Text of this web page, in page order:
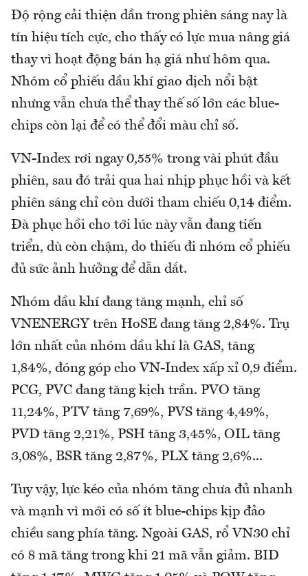
Độ rộng cải thiện dần trong phiên sáng nay là
tín hiệu tích cực, cho thấy có lực mua nâng giá
thay vì hoạt động bán hạ giá như hôm qua.
Nhóm cổ phiếu dầu khí giao dịch nổi bật
nhưng vẫn chưa thể thay thế số lớn các blue-
chips còn lại để có thể đổi màu chỉ số.
VN-Index rơi ngay 0,55% trong vài phút đầu
phiên, sau đó trải qua hai nhịp phục hồi và kết
phiên sáng chỉ còn dưới tham chiếu 0,14 điểm.
Đà phục hồi cho tới lúc này vẫn đang tiến
triển, dù còn chậm, do thiếu đi nhóm cổ phiếu
đủ sức ảnh hưởng để dẫn dắt.
Nhóm dầu khí đang tăng mạnh, chỉ số
VNENERGY trên HoSE đang tăng 2,84%. Trụ
lớn nhất của nhóm dầu khí là GAS, tăng
1,84%, đóng góp cho VN-Index xấp xỉ 0,9 điểm.
PCG, PVC đang tăng kịch trần. PVO tăng
11,24%, PTV tăng 7,69%, PVS tăng 4,49%,
PVD tăng 2,21%, PSH tăng 3,45%, OIL tăng
3,08%, BSR tăng 2,87%, PLX tăng 2,6%...
Tuy vậy, lực kéo của nhóm tăng chưa đủ nhanh
và mạnh vì mới có số ít blue-chips kịp đảo
chiều sang phía tăng. Ngoài GAS, rổ VN30 chỉ
có 8 mã tăng trong khi 21 mã vẫn giảm. BID